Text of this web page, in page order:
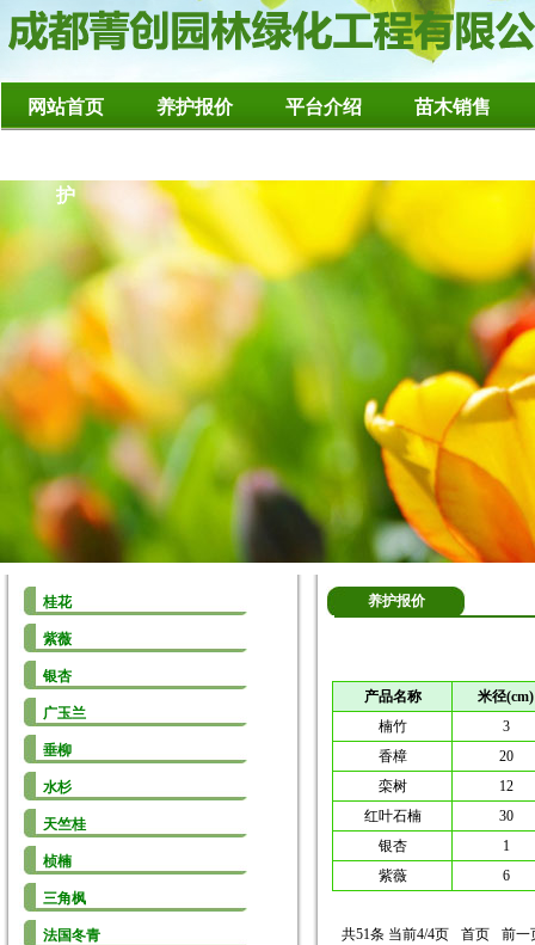
网站首页 养护报价 平台介绍 苗木销售
护
桂花
紫薇
银杏
广玉兰
垂柳
水杉
天竺桂
桢楠
三角枫
法国冬青
养护报价
产品名称
米径(cm)
楠竹
3
香樟
20
栾树
12
红叶石楠
30
银杏
1
紫薇
6
共51条 当前4/4页 首页 前一